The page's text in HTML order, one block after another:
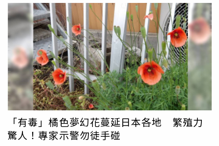
「有毒」橘色夢幻花蔓延日本各地 繁殖力
驚人！專家示警勿徒手碰